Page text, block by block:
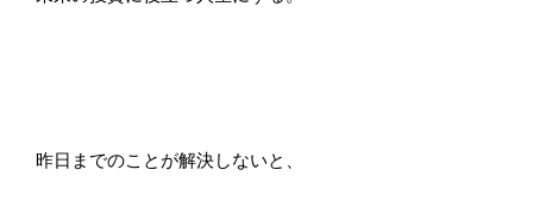
昨日までのことが解決しないと、